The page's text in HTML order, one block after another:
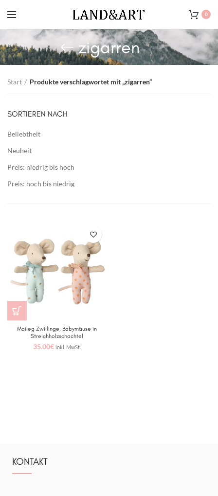
0
zigarren
Start Produkte verschlagwortet mit „zigarren“
SORTIEREN NACH
Beliebtheit
Neuheit
Preis: niedrig bis hoch
Preis: hoch bis niedrig
Maileg Zwillinge, Babymäuse in
Streichholzschachtel
35.00€ inkl. MwSt.
KONTAKT